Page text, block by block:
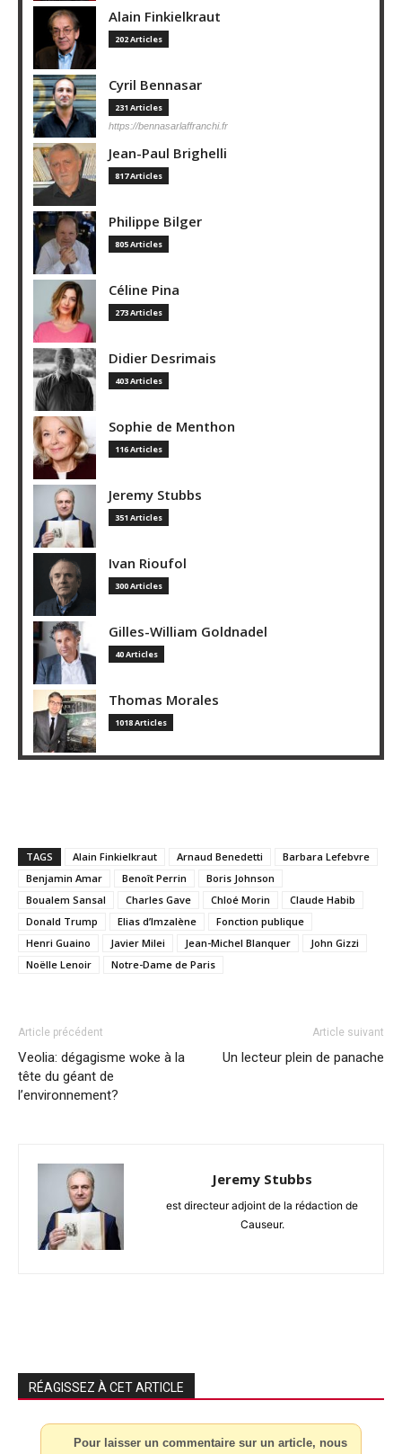
Alain Finkielkraut
202 Articles
Cyril Bennasar
231 Articles
https://bennasarlaffranchi.fr
Jean-Paul Brighelli
817 Articles
Philippe Bilger
805 Articles
Céline Pina
273 Articles
Didier Desrimais
403 Articles
Sophie de Menthon
116 Articles
Jeremy Stubbs
351 Articles
Ivan Rioufol
300 Articles
Gilles-William Goldnadel
40 Articles
Thomas Morales
1018 Articles
TAGS Alain Finkielkraut Arnaud Benedetti
Barbara Lefebvre
Benjamin Amar
Benoît Perrin
Boris Johnson
Boualem Sansal
Charles Gave Chloé Morin
Claude Habib
Donald Trump
Elias d’Imzalène
Fonction publique
Henri Guaino
Javier Milei Jean-Michel Blanquer
John Gizzi
Noëlle Lenoir
Notre-Dame de Paris
Article précédent
Veolia: dégagisme woke à la
tête du géant de
l’environnement?
Article suivant
Un lecteur plein de panache
Jeremy Stubbs
est directeur adjoint de la rédaction de
Causeur.
RÉAGISSEZ À CET ARTICLE
Pour laisser un commentaire sur un article, nous